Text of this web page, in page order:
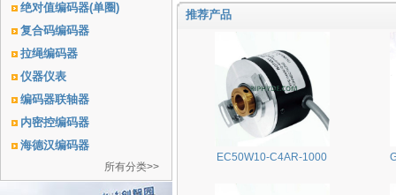
绝对值编码器(单圈)
复合码编码器
拉绳编码器
仪器仪表
编码器联轴器
内密控编码器
海德汉编码器
所有分类>>
推荐产品
EC50W10-C4AR-1000